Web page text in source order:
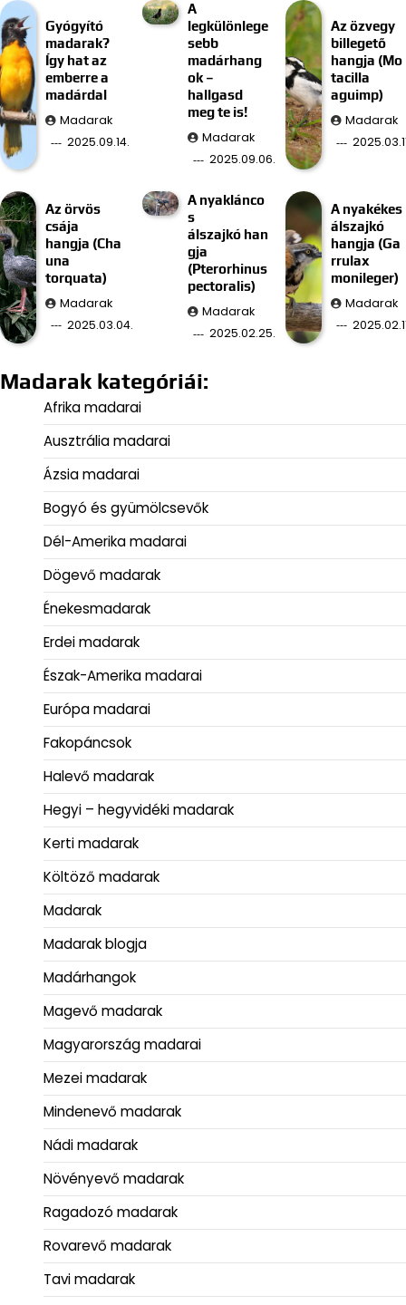
Gyógyító
madarak?
Így hat az
emberre a
madárdal
Madarak
2025.09.14.
A
legkülönlege
sebb
madárhang
ok –
hallgasd
meg te is!
Madarak
2025.09.06.
Az özvegy
billegető
hangja (Mo
tacilla
aguimp)
Madarak
Az örvös
csája
hangja (Cha
una
torquata)
Madarak
2025.03.04.
A nyaklánco
s
álszajkó han
gja
(Pterorhinus
pectoralis)
Madarak
2025.02.25.
A nyakékes
álszajkó
hangja (Ga
rrulax
monileger)
Madarak
Madarak kategóriái:
Afrika madarai
Ausztrália madarai
Ázsia madarai
Bogyó és gyümölcsevők
Dél-Amerika madarai
Dögevő madarak
Énekesmadarak
Erdei madarak
Észak-Amerika madarai
Európa madarai
Fakopáncsok
Halevő madarak
Hegyi – hegyvidéki madarak
Kerti madarak
Költöző madarak
Madarak
Madarak blogja
Madárhangok
Magevő madarak
Magyarország madarai
Mezei madarak
Mindenevő madarak
Nádi madarak
Növényevő madarak
Ragadozó madarak
Rovarevő madarak
Tavi madarak